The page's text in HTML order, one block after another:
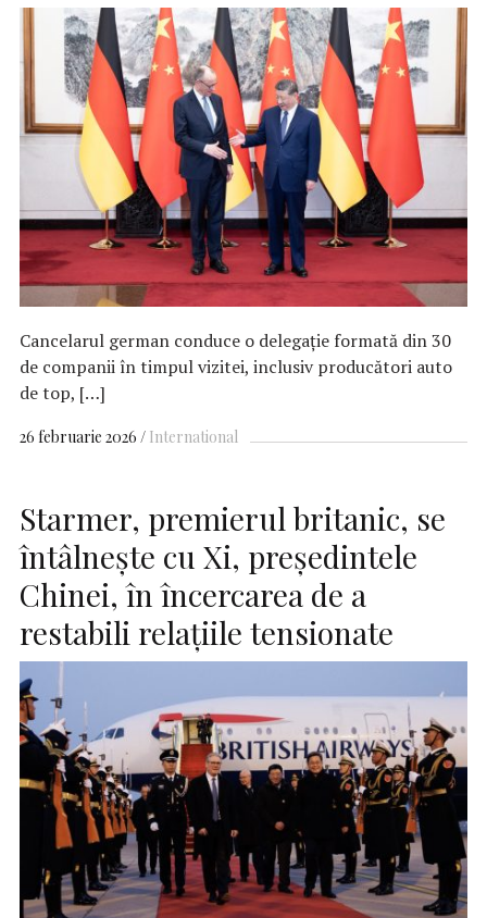
Cancelarul german conduce o delegație formată din 30
de companii în timpul vizitei, inclusiv producători auto
de top, […]
26 februarie 2026 International
Starmer, premierul britanic, se
întâlnește cu Xi, președintele
Chinei, în încercarea de a
restabili relațiile tensionate